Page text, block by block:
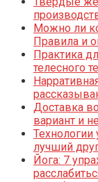
Можно ли
Правила и
Практика
телесного
Доставка
вариант и
лучший
Йога: 7